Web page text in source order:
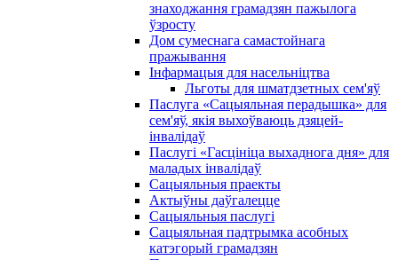
знаходжання грамадзян пажылога
ўзросту
Дом сумеснага самастойнага
пражывання
Інфармацыя для насельніцтва
Льготы для шматдзетных сем'яў
Паслуга «Сацыяльная перадышка» для
сем'яў, якія выхоўваюць дзяцей-
інвалідаў
Паслугі «Гасцініца выхаднога дня» для
маладых інвалідаў
Сацыяльныя праекты
Актыўны даўгалецце
Сацыяльныя паслугі
Сацыяльная падтрымка асобных
катэгорый грамадзян